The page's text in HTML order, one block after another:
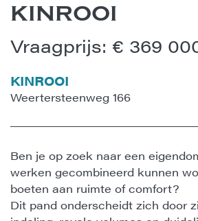
KINROOI
Vraagprijs: € 369
KINROOI
Weertersteenweg 166
Ben je op zoek naar een
werken gecombineerd kunnen
boeten aan ruimte of comfort?
Dit pand onderscheidt zich door